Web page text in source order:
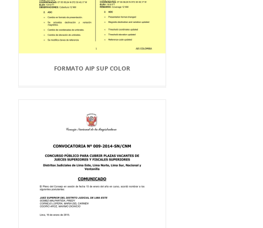
FORMATO AIP SUP COLOR